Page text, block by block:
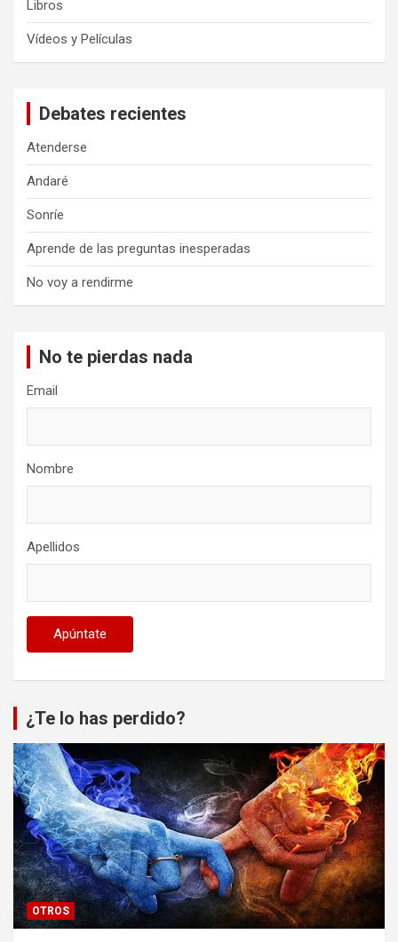
Libros
Vídeos y Películas
Debates recientes
Atenderse
Andaré
Sonríe
Aprende de las preguntas inesperadas
No voy a rendirme
No te pierdas nada
Email
Nombre
Apellidos
¿Te lo has perdido?
OTROS